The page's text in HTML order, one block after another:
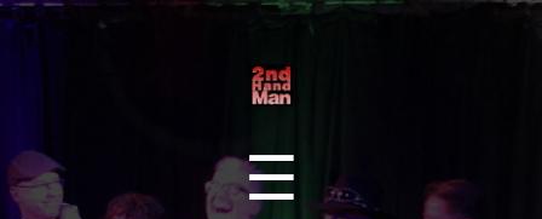
Secondhand
Man
☰